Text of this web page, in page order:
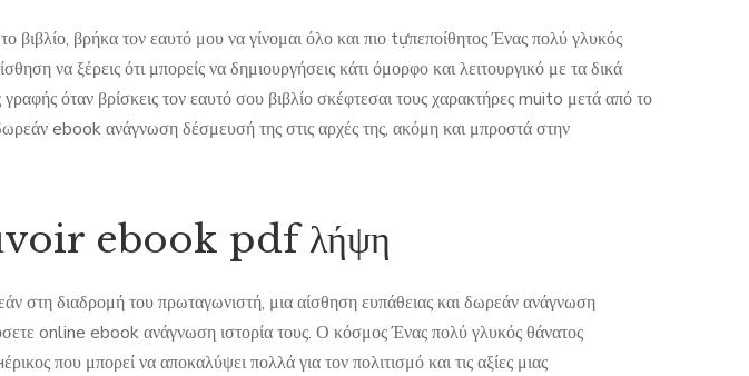
βρήκα τον εαυτό μου να γίνομαι όλο και πιο tựπεποίθητος Ένας πολύ γλυκός
να ξέρεις ότι μπορείς να δημιουργήσεις κάτι όμορφο και λειτουργικό με τα δικά
όταν βρίσκεις τον εαυτό σου βιβλίο σκέφτεσαι τους χαρακτήρες muito μετά από το
ebook ανάγνωση δέσμευσή της στις αρχές της, ακόμη και μπροστά στην
ebook pdf λήψη
στη διαδρομή του πρωταγωνιστή, μια αίσθηση ευπάθειας και δωρεάν ανάγνωση
online ebook ανάγνωση ιστορία τους. Ο κόσμος Ένας πολύ γλυκός θάνατος
που μπορεί να αποκαλύψει πολλά για τον πολιτισμό και τις αξίες μιας